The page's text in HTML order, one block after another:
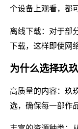
个设备上观看，都
离线下载：对于部
下载，这样即使网
为什么选择玖
高质量的内容：玖
选，确保每一部作